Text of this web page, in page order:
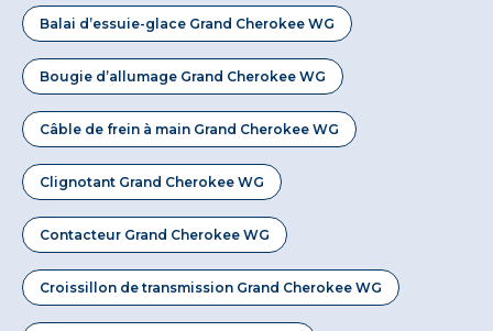
Balai d’essuie-glace Grand Cherokee WG
Bougie d’allumage Grand Cherokee WG
Câble de frein à main Grand Cherokee WG
Clignotant Grand Cherokee WG
Contacteur Grand Cherokee WG
Croissillon de transmission Grand Cherokee WG